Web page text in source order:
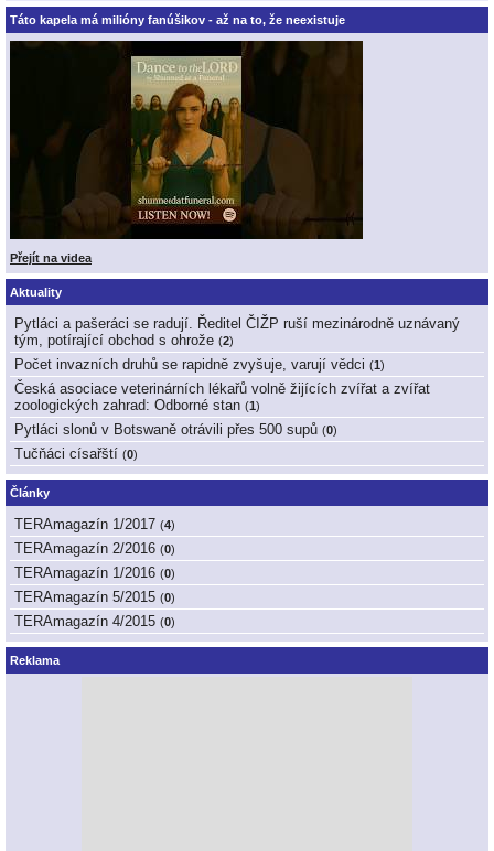
Táto kapela má milióny fanúšikov - až na to, že neexistuje
Přejít na videa
Aktuality
Pytláci a pašeráci se radují. Ředitel ČIŽP ruší mezinárodně uznávaný
tým, potírající obchod s ohrože (2)
Počet invazních druhů se rapidně zvyšuje, varují vědci (1 )
Česká asociace veterinárních lékařů volně žijících zvířat a zvířat
zoologických zahrad: Odborné stan (1 )
Pytláci slonů v Botswaně otrávili přes 500 supů (0)
Tučňáci císařští (0)
Články
TERAmagazín 1/2017 (4)
TERAmagazín 2/2016 (0)
TERAmagazín 1/2016 (0)
TERAmagazín 5/2015 (0)
TERAmagazín 4/2015 (0)
Reklama